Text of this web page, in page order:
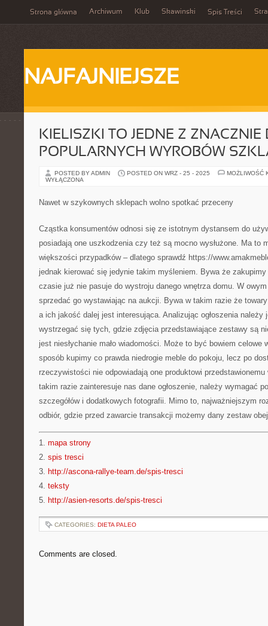
Strona główna Archiwum Klub Skawinski Spis Treści
NAJFAJNIEJSZE
KIELISZKI TO JEDNE Z ZNACZNIE
POPULARNYCH WYROBÓW
POSTED BY ADMIN POSTED ON WRZ - 25 - 2025
MOŻLIWOŚĆ
WYŁĄCZONA
Nawet w szykownych sklepach wolno spotkać przeceny
Cząstka konsumentów odnosi się ze istotnym dystansem do
posiadają one uszkodzenia czy też są mocno wysłużone. Ma to
większości przypadków – dlatego sprawdź https://
jednak kierować się jedynie takim myśleniem. Bywa że
czasie już nie pasuje do wystroju danego wnętrza domu. W
sprzedać go wystawiając na aukcji. Bywa w takim razie że
a ich jakość dalej jest interesująca. Analizując ogłoszenia należy
wystrzegać się tych, gdzie zdjęcia przedstawiające zestawy są
jest niesłychanie mało wiadomości. Może to być bowiem celowe
sposób kupimy co prawda niedrogie meble do pokoju, lecz po
rzeczywistości nie odpowiadają one produktowi
takim razie zainteresuje nas dane ogłoszenie, należy wymagać
szczegółów i dodatkowych fotografii. Mimo to, najważniejszym
odbiór, gdzie przed zawarcie transakcji możemy dany zestaw
1. mapa strony
2. spis tresci
3. http://ascona-rallye-team.de/spis-tresci
4. teksty
5. http://asien-resorts.de/spis-tresci
CATEGORIES: DIETA PALEO
Comments are closed.